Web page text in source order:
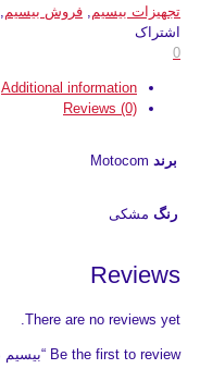
تجهیزات بیسیم
فروش بیسیم
اشتراک
0
Additional information
Reviews (0)
برند Motocom
رنگ مشکی
Reviews
There are no reviews yet.
Be the first to review “بیسیم دستی موتوکام Mc444”